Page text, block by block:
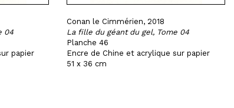
04
papier
Conan le Cimmérien, 2018
La fille du géant du gel, Tome 04
Planche 46
Encre de Chine et acrylique sur papier
51 x 36 cm